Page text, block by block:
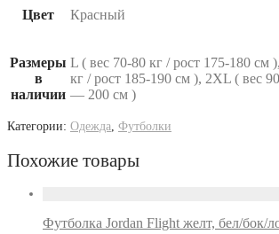
Цвет Красный
Размеры
в
наличии
L ( вес 70-80 кг / рост 175-180
кг / рост 185-190 см ), 2XL ( вес
— 200 см )
Категории: Одежда, Футболки
Похожие товары
Футболка Jordan Flight желт, бел/бок/